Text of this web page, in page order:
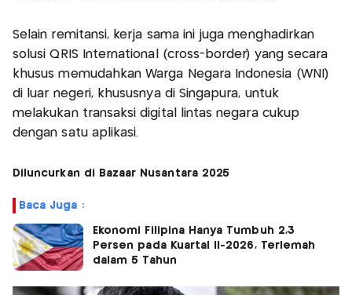
Selain remitansi, kerja sama ini juga menghadirkan
solusi QRIS International (cross-border) yang secara
khusus memudahkan Warga Negara Indonesia (WNI)
di luar negeri, khususnya di Singapura, untuk
melakukan transaksi digital lintas negara cukup
dengan satu aplikasi.
Diluncurkan di Bazaar Nusantara 2025
Baca Juga :
Ekonomi Filipina Hanya Tumbuh 2,3
Persen pada Kuartal II-2026, Terlemah
dalam 5 Tahun